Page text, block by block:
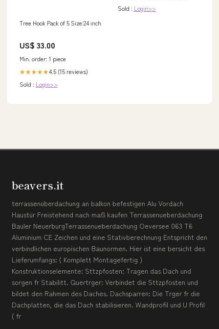
Tree Hook Pack of 5 Size:24 inch
US$ 33.00
Min. order: 1 piece
★★★★★4.5 (15 reviews)
Sold : Login>>
Sold : Login>>
beavers.it
terrassenüberdachung an balkon befestigen Alu Vordach
Haustür Freistehend nach maß kaufen Terrassenueberdachung
Bauler NeuerburgTerrassenueberdachung Oeversee 063 T6
Aluminium CE Zeichen und eine Stativberechnung Entspricht den
verbindlichen europischen Baunormen. Hier ist eine bersicht des
Lieferumfangs: ( Komplett Montagefertig )
Konstruktionselemente: Sttzpfosten: Tragen das Dach und
sorgen fr Stabilitt. Quertrger: Verbindet die Sttzpfosten und
bildet den Rahmen des Daches. Dachsparren: Die Trger fr die
Dachplatten, die das Dach stabilisieren. Wandprofil und U Profil
( fr